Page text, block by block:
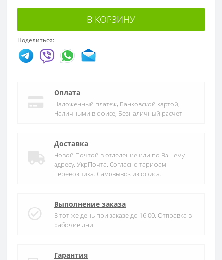
В КОРЗИНУ
Поделиться:
Оплата
Наложенный платеж, Банковской картой,
Наличными в офисе, Безналичный расчет
Доставка
Новой Почтой в отделение или по Вашему
адресу. УкрПочта. Согласно тарифам
перевозчика. Самовывоз из офиса.
Выполнение заказа
В тот же день при заказе до 16:00. Отправка в
рабочие дни.
Гарантия